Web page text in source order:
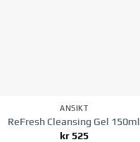
ANSIKT
ReFresh Cleansing Gel 150ml
kr525